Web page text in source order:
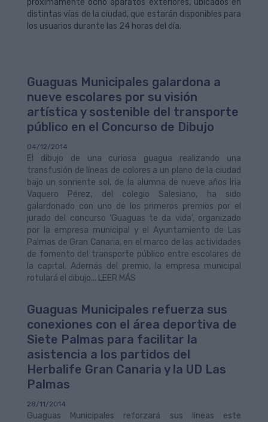
próximamente ocho aparatos exteriores, ubicados en
distintas vías de la ciudad, que estarán disponibles para
los usuarios durante las 24 horas del día.
Guaguas Municipales galardona a
nueve escolares por su visión
artística y sostenible del transporte
público en el Concurso de Dibujo
04/12/2014
El dibujo de una curiosa guagua realizando una
transfusión de líneas de colores a un plano de la ciudad
bajo un sonriente sol, de la alumna de nueve años Iria
Vaquero Pérez, del colegio Salesiano, ha sido
galardonado con uno de los primeros premios por el
jurado del concurso ‘Guaguas te da vida’, organizado
por la empresa municipal y el Ayuntamiento de Las
Palmas de Gran Canaria, en el marco de las actividades
de fomento del transporte público entre escolares de
la capital. Además del premio, la empresa municipal
rotulará el dibujo... LEER MÁS
Guaguas Municipales refuerza sus
conexiones con el área deportiva de
Siete Palmas para facilitar la
asistencia a los partidos del
Herbalife Gran Canaria y la UD Las
Palmas
28/11/2014
Guaguas Municipales reforzará sus líneas este